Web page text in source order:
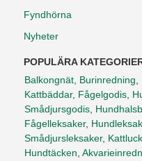
Fyndhörna
Nyheter
POPULÄRA
Balkongnät, Burinredning,
Kattbäddar, Fågelgodis,
Smådjursgodis,
Fågelleksaker,
Smådjursleksaker,
Hundtäcken,